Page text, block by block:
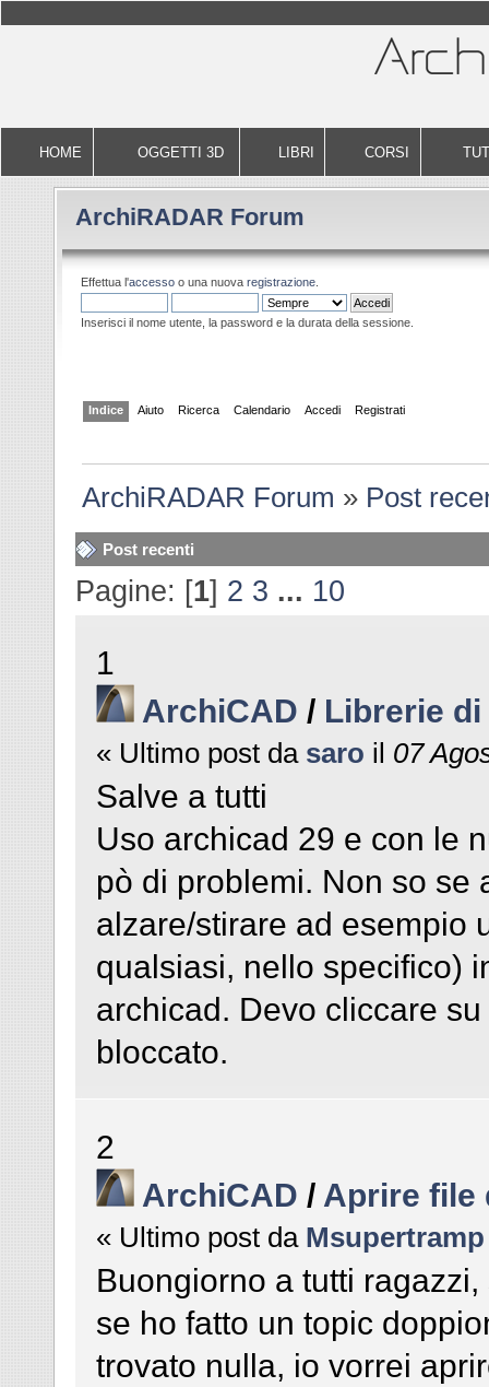
HOME OGGETTI 3D LIBRI CORSI
ArchiRADAR Forum
Effettua l'accesso o una nuova registrazione.
Inserisci il nome utente, la password e la durata della sessione.
Indice Aiuto Ricerca Calendario Accedi Registrati
ArchiRADAR Forum » Post
Post recenti
Pagine: [1] 2 3 ... 10
1
ArchiCAD / Librerie
« Ultimo post da saro il 07
Salve a tutti
Uso archicad 29 e con le
pò di problemi. Non so se
alzare/stirare ad esempio
qualsiasi, nello specifico)
archicad. Devo cliccare
bloccato.
2
ArchiCAD / Aprire file
« Ultimo post da Msupertramp
Buongiorno a tutti
se ho fatto un topic
trovato nulla, io vorrei